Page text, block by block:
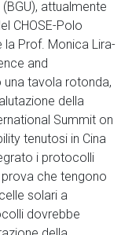
attualmente
CHOSE-Polo
la Prof. Monica Lira-
and
una tavola rotonda,
della
Summit on
tenutosi in Cina
i protocolli
che tengono
solari a
dovrebbe